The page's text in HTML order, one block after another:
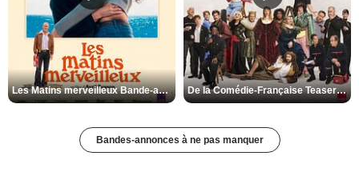
Les Matins merveilleux Bande-annonce VF De la Comédie-Française Teaser VF
Bandes-annonces à ne pas manquer